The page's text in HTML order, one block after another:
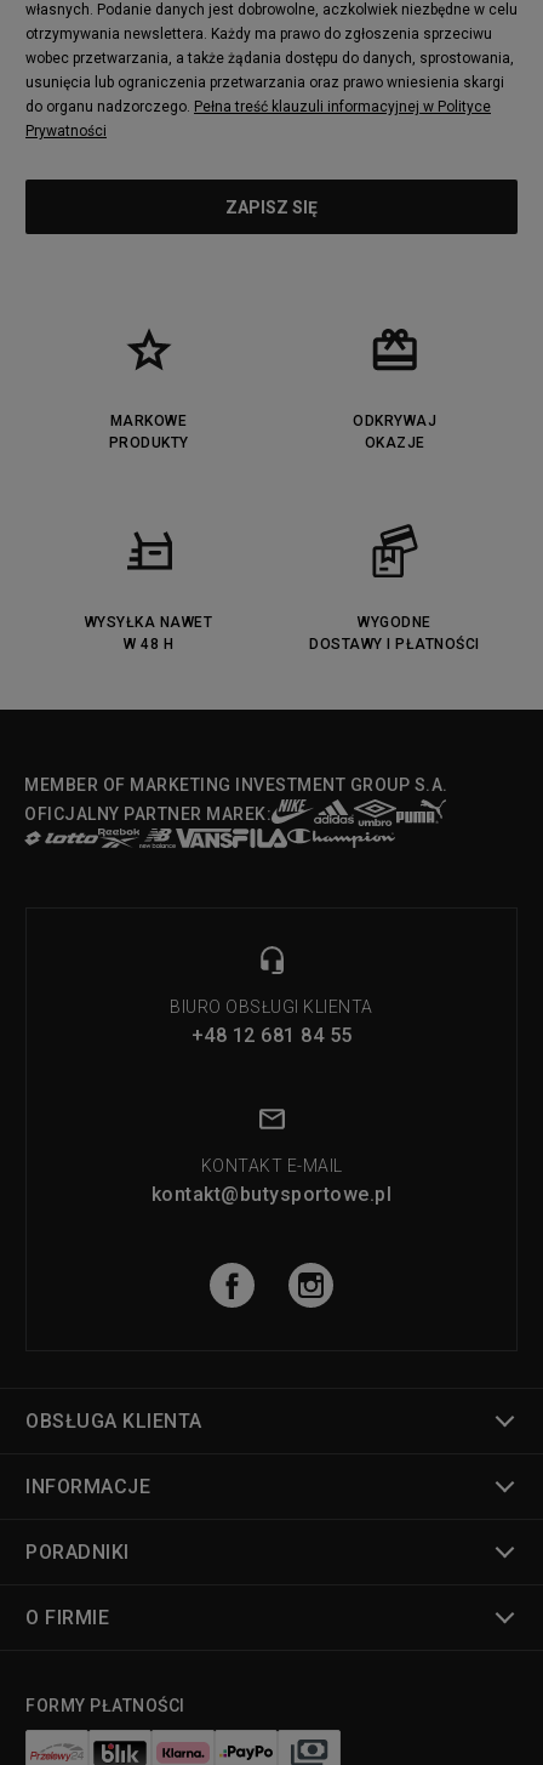
własnych. Podanie danych jest dobrowolne, aczkolwiek niezbędne w celu
otrzymywania newslettera. Każdy ma prawo do zgłoszenia sprzeciwu
wobec przetwarzania, a także żądania dostępu do danych, sprostowania,
usunięcia lub ograniczenia przetwarzania oraz prawo wniesienia skargi
do organu nadzorczego. Pełna treść klauzuli informacyjnej w Polityce
Prywatności
MARKOWE
PRODUKTY
ODKRYWAJ
OKAZJE
WYSYŁKA NAWET
W 48 H
WYGODNE
DOSTAWY I PŁATNOŚCI
MEMBER OF MARKETING INVESTMENT GROUP S.A.
OFICJALNY PARTNER MAREK:
BIURO OBSŁUGI KLIENTA
+48 12 681 84 55
KONTAKT E-MAIL
kontakt@butysportowe.pl
OBSŁUGA KLIENTA
INFORMACJE
PORADNIKI
O FIRMIE
FORMY PŁATNOŚCI